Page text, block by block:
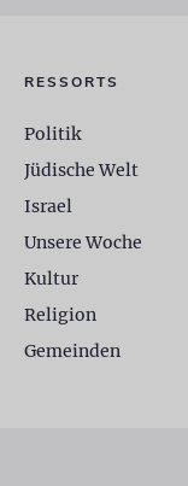
RESSORTS
Politik
Jüdische Welt
Israel
Unsere Woche
Kultur
Religion
Gemeinden